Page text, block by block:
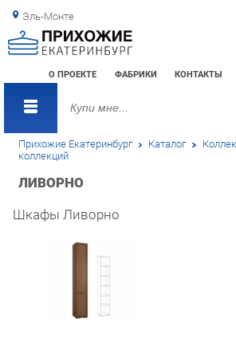
Эль-Монте
О ПРОЕКТЕ ФАБРИКИ КОНТАКТЫ
Прихожие Екатеринбург Каталог
коллекций
ЛИВОРНО
Шкафы Ливорно